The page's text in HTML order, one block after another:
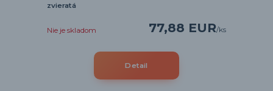
zvieratá
77,88 EUR/ks
Nie je skladom
Detail